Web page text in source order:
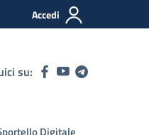
Accedi
su: